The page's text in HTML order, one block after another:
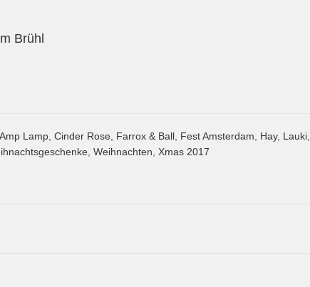
Brühl
Amp Lamp, Cinder Rose, Farrox & Ball, Fest Amsterdam, Hay, Lauki,
, Weihnachten, Xmas 2017